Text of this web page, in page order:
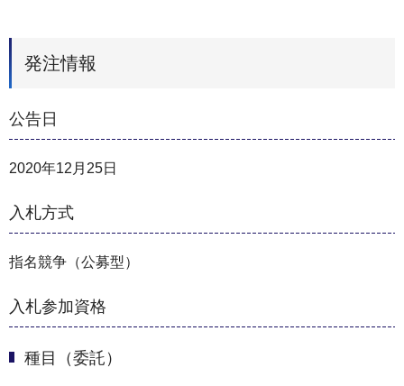
発注情報
公告日
2020年12月25日
入札方式
指名競争（公募型）
入札参加資格
種目（委託）